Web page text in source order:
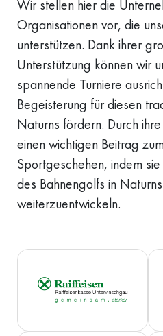
Wir stellen hier die
Organisationen vor, die
unterstützen. Dank ihrer
Unterstützung können wir
spannende Turniere
Begeisterung für diesen
Naturns fördern. Durch
einen wichtigen Beitrag
Sportgeschehen, indem
des Bahnengolfs in
weiterzuentwickeln.